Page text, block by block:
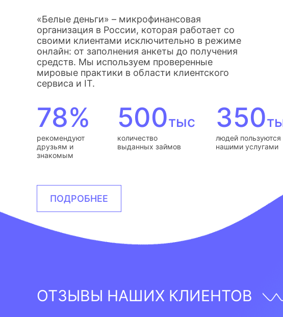
«Белые деньги» – микрофинансовая
организация в России, которая работает со
своими клиентами исключительно в режиме
онлайн: от заполнения анкеты до получения
средств. Мы используем проверенные
мировые практики в области клиентского
сервиса и IT.
78%
рекомендуют
друзьям и
знакомым
500тыс
количество
выданных займов
350
людей пользуются
нашими услугами
ПОДРОБНЕЕ
ОТЗЫВЫ НАШИХ КЛИЕНТОВ